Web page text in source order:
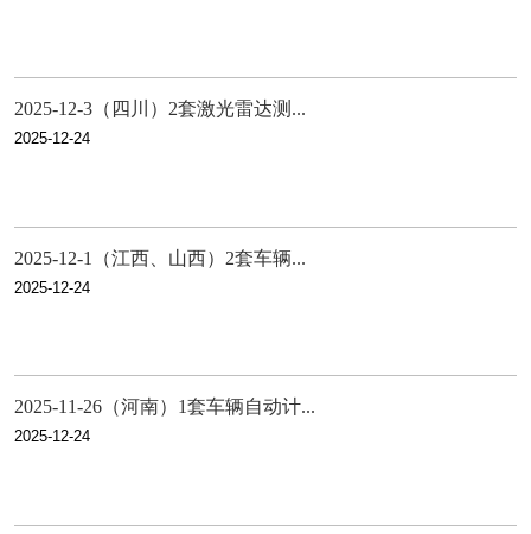
2025-12-3（四川）2套激光雷达测...
2025-12-24
2025-12-1（江西、山西）2套车辆...
2025-12-24
2025-11-26（河南）1套车辆自动计...
2025-12-24